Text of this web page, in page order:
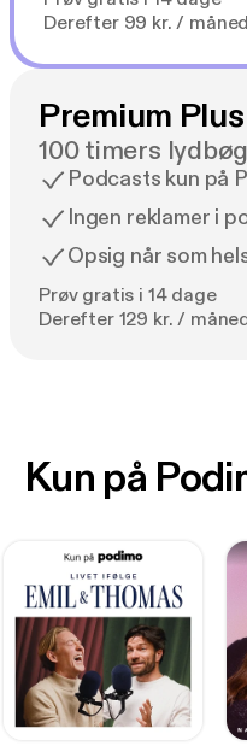
Derefter 99 kr. / måned
Premium Plus
100 timers
Podcasts kun på
Ingen reklamer i
Opsig når som
Prøv gratis i 14 dage
Derefter 129 kr. /
Kun på